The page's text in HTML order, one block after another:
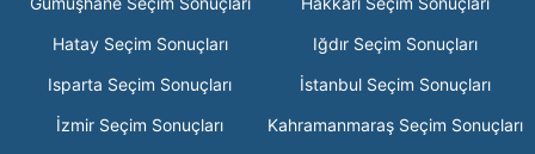
Hatay Seçim Sonuçları
Iğdır Seçim Sonuçları
Isparta Seçim Sonuçları
İstanbul Seçim Sonuçları
İzmir Seçim Sonuçları
Kahramanmaraş Seçim Sonuçları